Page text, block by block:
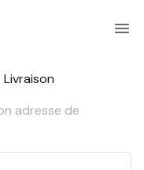
Livraison
adresse de